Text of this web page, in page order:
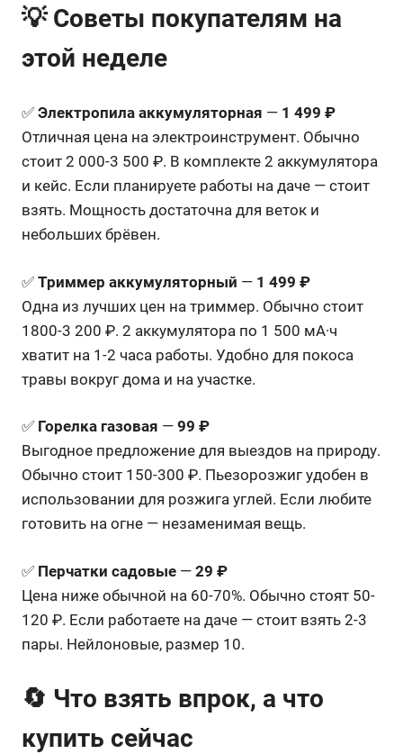
💡 Советы покупателям на
этой неделе
✅ Электропила аккумуляторная — 1 499 ₽
Отличная цена на электроинструмент. Обычно
стоит 2 000-3 500 ₽. В комплекте 2 аккумулятора
и кейс. Если планируете работы на даче — стоит
взять. Мощность достаточна для веток и
небольших брёвен.
✅ Триммер аккумуляторный — 1 499 ₽
Одна из лучших цен на триммер. Обычно стоит
1800-3 200 ₽. 2 аккумулятора по 1 500 мА·ч
хватит на 1-2 часа работы. Удобно для покоса
травы вокруг дома и на участке.
✅ Горелка газовая — 99 ₽
Выгодное предложение для выездов на природу.
Обычно стоит 150-300 ₽. Пьезорозжиг удобен в
использовании для розжига углей. Если любите
готовить на огне — незаменимая вещь.
✅ Перчатки садовые — 29 ₽
Цена ниже обычной на 60-70%. Обычно стоят 50-
120 ₽. Если работаете на даче — стоит взять 2-3
пары. Нейлоновые, размер 10.
🔄 Что взять впрок, а что
купить сейчас